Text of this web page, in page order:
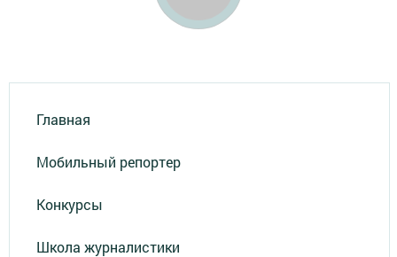
Главная
Мобильный репортер
Конкурсы
Школа журналистики